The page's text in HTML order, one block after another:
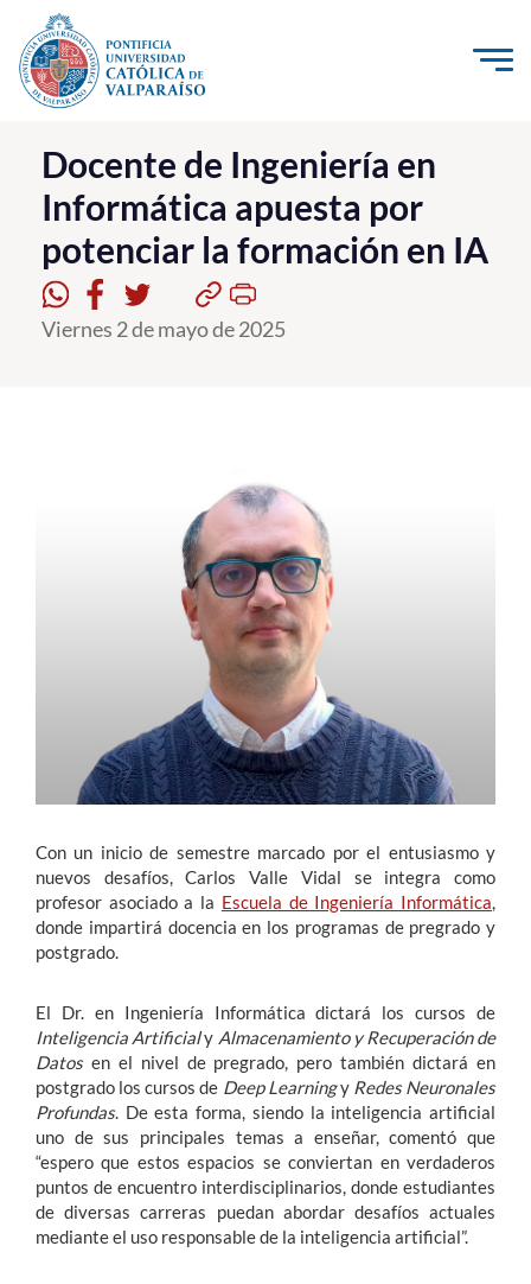
Click acá para ir directamente al contenido
La Universidad
Investigación, Creación e Innovación
PUCV Internacional
Vinculación con el Medio
Docente de Ingeniería en
Informática apuesta por
potenciar la formación en IA
Viernes 2 de mayo de 2025
Con un inicio de semestre marcado por el entusiasmo y
nuevos desafíos, Carlos Valle Vidal se integra como
profesor asociado a la Escuela de Ingeniería Informática
donde impartirá docencia en los programas de pregrado y
postgrado.
El Dr. en Ingeniería Informática dictará los cursos de
Inteligencia Artificialy Almacenamiento y Recuperación de
Datosen el nivel de pregrado, pero también dictará en
postgrado los cursos de Deep LearningyRedes Neuronales
Profundas. De esta forma, siendo la inteligencia artificial
uno de sus principales temas a enseñar, comentó que
“espero que estos espacios se conviertan en verdaderos
puntos de encuentro interdisciplinarios, donde estudiantes
de diversas carreras puedan abordar desafíos actuales
mediante el uso responsable de la inteligencia artificial”.